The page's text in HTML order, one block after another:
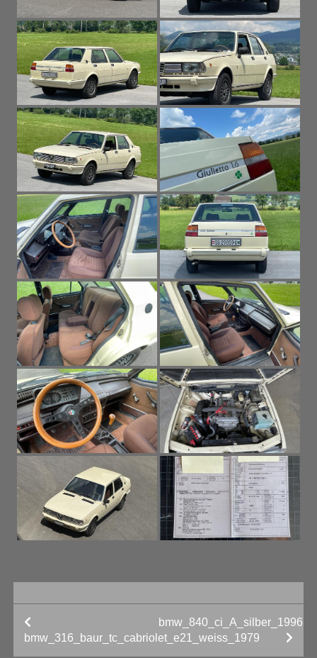
BEITRAGS-
NAVIGATION
bmw_316_baur_tc_cabriolet_e21_weiss_1979
bmw_840_ci_A_silber_1996